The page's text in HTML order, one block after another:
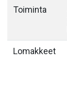
Toiminta
Lomakkeet